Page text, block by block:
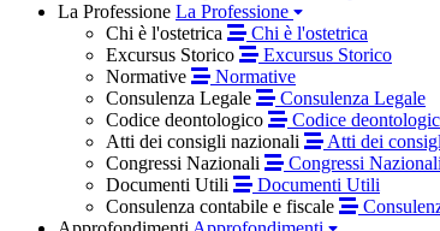
La Professione La Professione
Chi è l'ostetrica
Chi è l'ostetrica
Excursus Storico
Excursus Storico
Normative
Normative
Consulenza Legale
Consulenza Legale
Codice deontologico
Codice
Atti dei consigli nazionali
Atti dei
Congressi Nazionali
Congressi Nazionali
Documenti Utili
Documenti Utili
Consulenza contabile e fiscale